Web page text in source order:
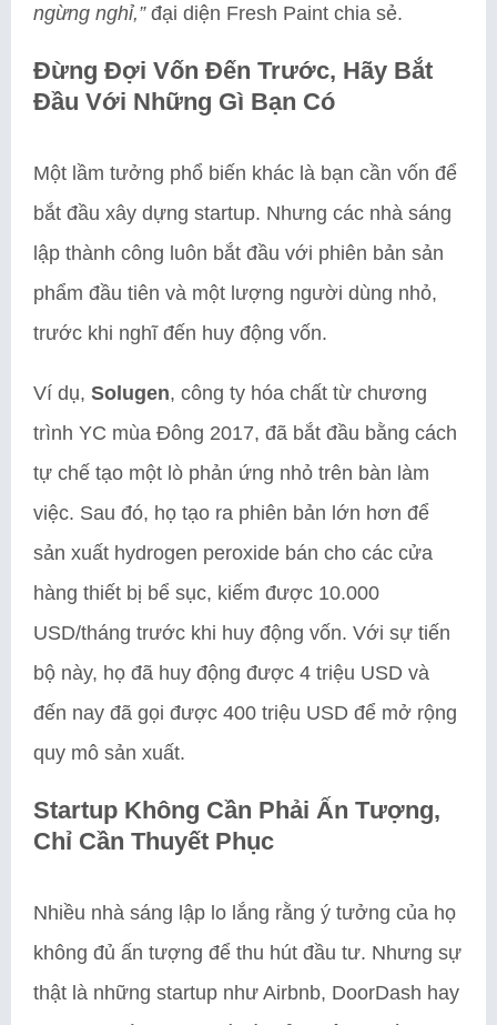
ngừng nghỉ,”đại diện Fresh Paint chia sẻ.
Đừng Đợi Vốn Đến Trước, Hãy Bắt
Đầu Với Những Gì Bạn Có
Một lầm tưởng phổ biến khác là bạn cần vốn để
bắt đầu xây dựng startup. Nhưng các nhà sáng
lập thành công luôn bắt đầu với phiên bản sản
phẩm đầu tiên và một lượng người dùng nhỏ,
trước khi nghĩ đến huy động vốn.
Ví dụ, Solugen, công ty hóa chất từ chương
trình YC mùa Đông 2017, đã bắt đầu bằng cách
tự chế tạo một lò phản ứng nhỏ trên bàn làm
việc. Sau đó, họ tạo ra phiên bản lớn hơn để
sản xuất hydrogen peroxide bán cho các cửa
hàng thiết bị bể sục, kiếm được 10.000
USD/tháng trước khi huy động vốn. Với sự tiến
bộ này, họ đã huy động được 4 triệu USD và
đến nay đã gọi được 400 triệu USD để mở rộng
quy mô sản xuất.
Startup Không Cần Phải Ấn Tượng,
Chỉ Cần Thuyết Phục
Nhiều nhà sáng lập lo lắng rằng ý tưởng của họ
không đủ ấn tượng để thu hút đầu tư. Nhưng sự
thật là những startup như Airbnb, DoorDash hay